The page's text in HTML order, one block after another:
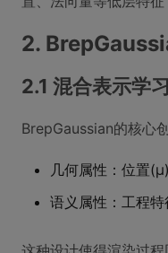
2.
2.1 混合表示学
BrepGaussian的核心
几何属性：位置
语义属性：工程